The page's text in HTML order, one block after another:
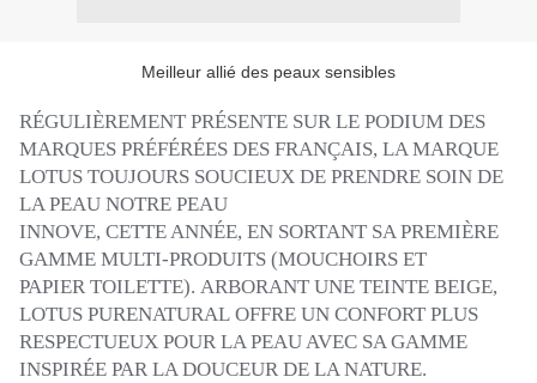
Meilleur allié des peaux sensibles
RÉGULIÈREMENT PRÉSENTE SUR LE PODIUM DES
MARQUES PRÉFÉRÉES DES FRANÇAIS, LA MARQUE
LOTUS TOUJOURS SOUCIEUX DE PRENDRE SOIN DE
LA PEAU NOTRE PEAU
INNOVE, CETTE ANNÉE, EN SORTANT SA PREMIÈRE
GAMME MULTI-PRODUITS (MOUCHOIRS ET
PAPIER TOILETTE). ARBORANT UNE TEINTE BEIGE,
LOTUS PURENATURAL OFFRE UN CONFORT PLUS
RESPECTUEUX POUR LA PEAU AVEC SA GAMME
INSPIRÉE PAR LA DOUCEUR DE LA NATURE.